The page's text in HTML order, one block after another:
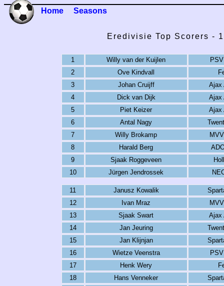
Home Seasons
Eredivisie Top Scorers -
1 Willy van der Kuijlen
2
Ove Kindvall
3
Johan Cruijff
Ajax
4
Dick van Dijk
Ajax
5
Piet Keizer
Ajax
6
Antal Nagy
7
Willy Brokamp
8
Harald Berg
9
Sjaak Roggeveen
10
Jürgen Jendrossek
11 Janusz Kowalik
12
Ivan Mraz
13
Sjaak Swart
Ajax
14
Jan Jeuring
15
Jan Klijnjan
16
Wietze Veenstra
17
Henk Wery
18
Hans Venneker